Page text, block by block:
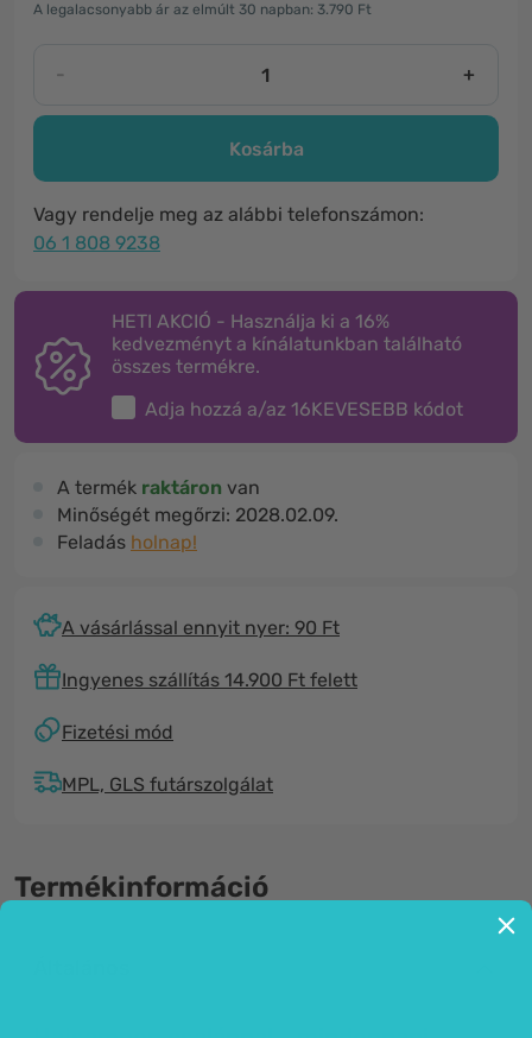
A legalacsonyabb ár az elmúlt 30 napban: 3.790 Ft
- +
Kosárba
Vagy rendelje meg az alábbi telefonszámon:
06 1 808 9238
HETI AKCIÓ - Használja ki a 16%
kedvezményt a kínálatunkban található
összes termékre.
Adja hozzá a/az 16KEVESEBB kódot
A termék raktáron van
Minőségét megőrzi: 2028.02.09.
Feladás holnap!
A vásárlással ennyit nyer: 90 Ft
Ingyenes szállítás 14.900 Ft felett
Fizetési mód
MPL, GLS futárszolgálat
Termékinformáció